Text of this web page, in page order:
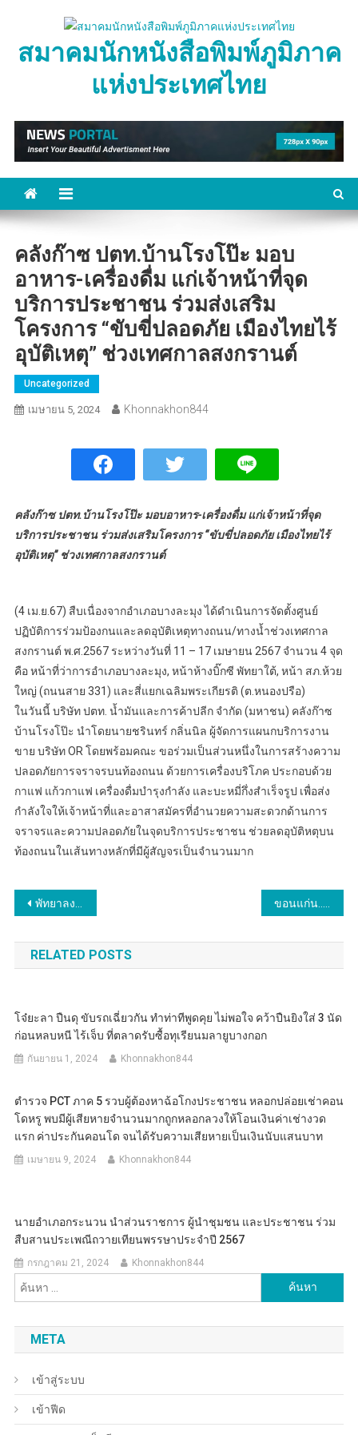
contentสมาคมนักหนังสือพิมพ์ภูมิภาค
แห่งประเทศไทย
คลังก๊าซ ปตท.บ้านโรงโป๊ะ มอบ
อาหาร-เครื่องดื่ม แก่เจ้าหน้าที่จุด
บริการประชาชน ร่วมส่งเสริม
โครงการ “ขับขี่ปลอดภัย เมืองไทยไร้
อุบัติเหตุ” ช่วงเทศกาลสงกรานต์
Uncategorized
เมษายน 5, 2024 Khonnakhon844
คลังก๊าซ ปตท.บ้านโรงโป๊ะ มอบอาหาร-เครื่องดื่ม แก่เจ้าหน้าที่จุด
บริการประชาชน ร่วมส่งเสริมโครงการ “ขับขี่ปลอดภัย เมืองไทยไร้
อุบัติเหตุ” ช่วงเทศกาลสงกรานต์
(4 เม.ย.67) สืบเนื่องจากอำเภอบางละมุง ได้ดำเนินการจัดตั้งศูนย์
ปฏิบัติการร่วมป้องกนและลดอุบัติเหตุทางถนน/ทางน้ำช่วงเทศกาล
สงกรานต์ พ.ศ.2567 ระหว่างวันที่ 11 – 17 เมษายน 2567 จำนวน 4 จุด
คือ หน้าที่ว่าการอำเภอบางละมุง, หน้าห้างบิ๊กซี พัทยาใต้, หน้า สภ.ห้วย
ใหญ่ (ถนนสาย 331) และสี่แยกเฉลิมพระเกียรติ (ต.หนองปรือ)
ในวันนี้ บริษัท ปตท. น้ำมันและการค้าปลีก จำกัด (มหาชน) คลังก๊าซ
บ้านโรงโป๊ะ นำโดยนายชรินทร์ กลิ่นนิล ผู้จัดการแผนกบริการงาน
ขาย บริษัท OR โดยพร้อมคณะ ขอร่วมเป็นส่วนหนึ่งในการสร้างความ
ปลอดภัยการจราจรบนท้องถนน ด้วยการเครื่องบริโภค ประกอบด้วย
กาแฟ แก้วกาแฟ เครื่องดื่มบำรุงกำลัง และบะหมี่กึ่งสำเร็จรูป เพื่อส่ง
กำลังใจให้เจ้าหน้าที่และอาสาสมัครที่อำนวยความสะดวกด้านการ
จราจรและความปลอดภัยในจุดบริการประชาชน ช่วยลดอุบัติหตุบน
ท้องถนนในเส้นทางหลักที่มีผู้สัญจรเป็นจำนวนมาก
แนะแนว
เรื่อง
พัทยาลงนามบันทึกข้อตกลงความร่วมมือ “ทอดไม่ทิ้ง” ท่องเที่ยวปลอดภัย ใส่ใจสุขภาพ รักษาสิ่งแวดล้อม
RELATED POSTS
โจ๋ยะลา ปืนดุ ขับรถเฉี่ยวกัน ทำท่าทีพูดคุย ไม่พอใจ คว้าปืนยิงใส่ 3 นัด
ก่อนหลบหนี ไร้เจ็บ ที่ตลาดรับซื้อทุเรียนมลายูบางกอก
กันยายน 1, 2024 Khonnakhon844
ตำรวจ PCT ภาค 5 รวบผู้ต้องหาฉ้อโกงประชาชน หลอกปล่อยเช่าคอน
โดหรู พบมีผู้เสียหายจำนวนมากถูกหลอกลวงให้โอนเงินค่าเช่างวด
แรก ค่าประกันคอนโด จนได้รับความเสียหายเป็นเงินนับแสนบาท
เมษายน 9, 2024 Khonnakhon844
นายอำเภอกระนวน นำส่วนราชการ ผู้นำชุมชน และประชาชน ร่วม
สืบสานประเพณีถวายเทียนพรรษาประจำปี 2567
กรกฎาคม 21, 2024 Khonnakhon844
สำหรับ:
META
เข้าสู่ระบบ
เข้าฟีด